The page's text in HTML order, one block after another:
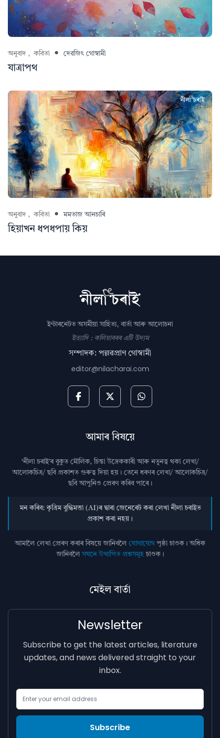
অনুবাদ , কবিতা দেৱজিৎ গোস্বামী
যাত্ৰাপথ
অনুবাদ , কবিতা মমতাজ আনচাৰি
হিয়াখন ধপধপায় কিয়
ইণ্টাৰনেটত অসমীয়া সাহিত্য, বাৰ্তা আৰু আলোচনা
ইত্যাদি : কলিয়াবৰৰ এটি উদ্যম
সম্পাদক: পল্লৱপ্ৰাণ গোস্বামী
editor@nilacharai.com
আমাৰ বিষয়ে
‘নীলা চৰাই’ৰ বুকুত মৌলিক, চিন্তা উদ্রেককাৰী আৰু নতুনত্ব থকা লেখা/
আলোকচিত্ৰ/ ছবি প্রকাশত গুৰুত্ব দিয়া হয়। তেনে ধৰণৰ লেখা/ আলোকচিত্ৰ/
ছবি আপুনিও প্রেৰণ কৰিব পাৰে।
মন কৰিব: কৃত্ৰিম বুদ্ধিমত্তা (AI)ৰ দ্বাৰা জেনেৰেট কৰা লেখা নীলা চৰাইত
প্ৰকাশ কৰা নহয়।
আমালৈ লেখা প্ৰেৰণ কৰাৰ বিষয়ে জানিবলৈ যোগাযোগ পৃষ্ঠা চাওক। অধিক
জানিবলৈসঘনে উত্থাপিত প্ৰশ্নসমূহচাওক।
মেইল বাৰ্তা
Newsletter
Subscribe to get the latest articles, literature
updates, and news delivered straight to your
inbox.
Subscribe